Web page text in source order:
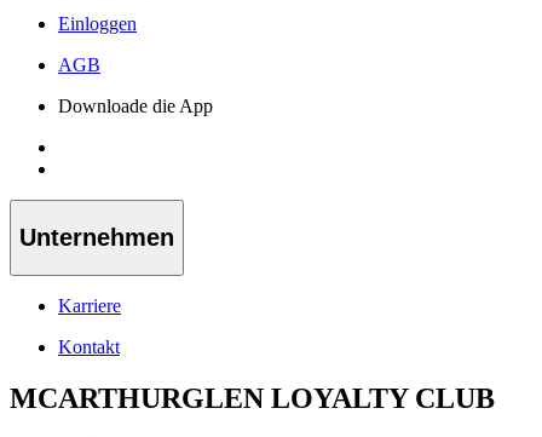
Einloggen
AGB
Downloade die App
Unternehmen
Karriere
Kontakt
MCARTHURGLEN LOYALTY CLUB